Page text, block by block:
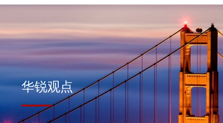
华锐观点